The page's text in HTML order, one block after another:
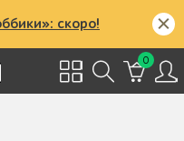
скоро!
0